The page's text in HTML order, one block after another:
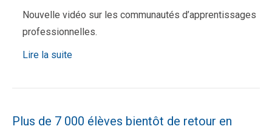
Nouvelle vidéo sur les communautés d’apprentissages
professionnelles.
Lire la suite
Plus de 7 000 élèves bientôt de retour en